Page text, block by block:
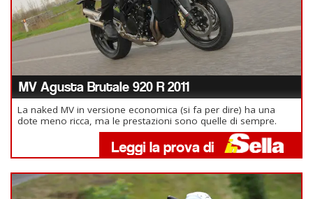
MV Agusta Brutale 920 R 2011
La naked MV in versione economica (si fa per dire) ha una
dote meno ricca, ma le prestazioni sono quelle di sempre.